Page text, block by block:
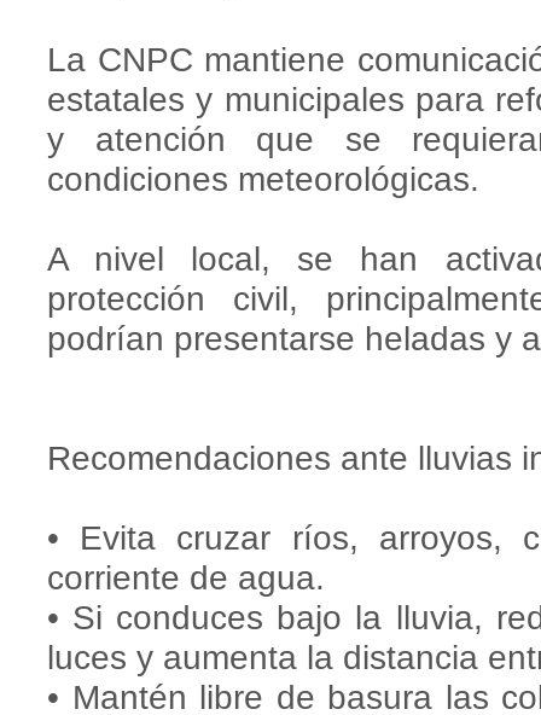
La CNPC mantiene
estatales y municipales para
y atención que se
condiciones meteorológicas.
A nivel local, se han
protección civil,
podrían presentarse heladas y
Recomendaciones ante lluvias
• Evita cruzar ríos, arroyos,
corriente de agua.
• Si conduces bajo la lluvia,
luces y aumenta la distancia
• Mantén libre de basura las